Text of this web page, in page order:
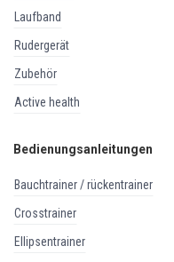
laufband
rudergerät
zubehör
active health
Bedienungsanleitungen
bauchtrainer / rückentrainer
crosstrainer
ellipsentrainer